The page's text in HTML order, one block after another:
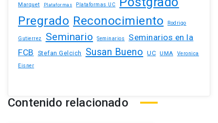
Marquet Plataformas Plataformas UC
Pregrado Reconocimiento Rodrigo
Gutierrez Seminario Seminarios
Seminarios en la
FCB
Stefan Gelcich Susan Bueno UC UMA
Veronica
Eisner
Contenido relacionado